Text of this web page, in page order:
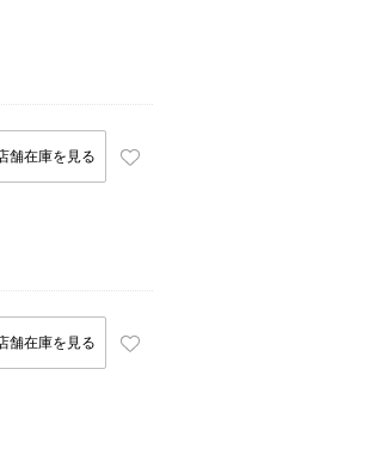
舗在庫を見る
舗在庫を見る